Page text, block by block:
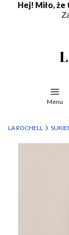
Hej! Miło,
Menu
LA ROCHELL